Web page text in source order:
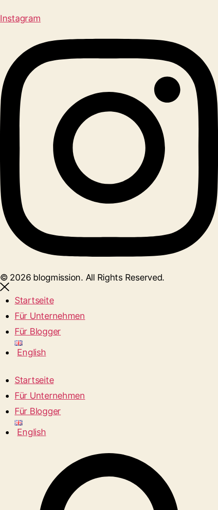
Instagram
© 2026 blogmission. All Rights Reserved.
Startseite
Für Unternehmen
Für Blogger
English
Startseite
Für Unternehmen
Für Blogger
English